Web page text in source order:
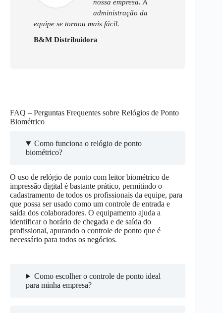
nossa empresa. A
administração da
equipe se tornou mais fácil.
B&M Distribuidora
FAQ – Perguntas Frequentes sobre Relógios de Ponto
Biométrico
Como funciona o relógio de ponto
biométrico?
O uso de relógio de ponto com leitor biométrico de
impressão digital é bastante prático, permitindo o
cadastramento de todos os profissionais da equipe, para
que possa ser usado como um controle de entrada e
saída dos colaboradores. O equipamento ajuda a
identificar o horário de chegada e de saída do
profissional, apurando o controle de ponto que é
necessário para todos os negócios.
Como escolher o controle de ponto ideal
para minha empresa?